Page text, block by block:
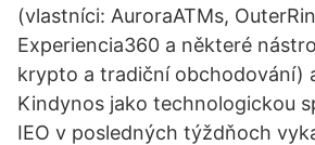
(vlastníci: AuroraATMs,
Experiencia360 a některé
krypto a tradiční obchodování)
Kindynos jako technologickou
IEO v posledných týždňoch